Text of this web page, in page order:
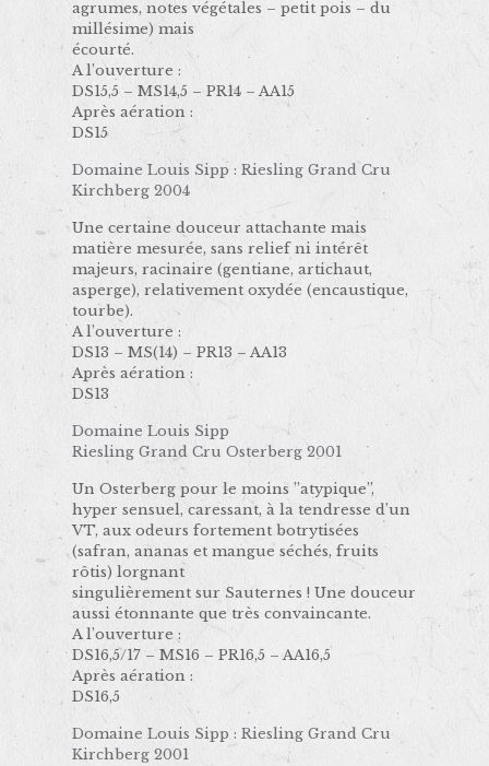
agrumes, notes végétales – petit pois – du
millésime) mais
écourté.
A l’ouverture :
DS15,5 – MS14,5 – PR14 – AA15
Après aération :
DS15
Domaine Louis Sipp : Riesling Grand Cru
Kirchberg 2004
Une certaine douceur attachante mais
matière mesurée, sans relief ni intérêt
majeurs, racinaire (gentiane, artichaut,
asperge), relativement oxydée (encaustique,
tourbe).
A l’ouverture :
DS13 – MS(14) – PR13 – AA13
Après aération :
DS13
Domaine Louis Sipp
Riesling Grand Cru Osterberg 2001
Un Osterberg pour le moins ’’atypique’’,
hyper sensuel, caressant, à la tendresse d’un
VT, aux odeurs fortement botrytisées
(safran, ananas et mangue séchés, fruits
rôtis) lorgnant
singulièrement sur Sauternes ! Une douceur
aussi étonnante que très convaincante.
A l’ouverture :
DS16,5/17 – MS16 – PR16,5 – AA16,5
Après aération :
DS16,5
Domaine Louis Sipp : Riesling Grand Cru
Kirchberg 2001